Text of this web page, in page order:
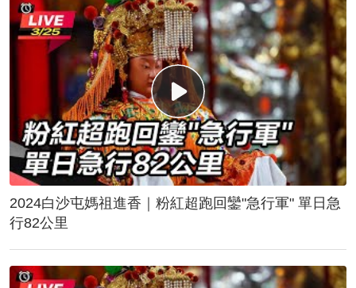
2024白沙屯媽祖進香｜粉紅超跑回鑾"急行軍" 單日急
行82公里